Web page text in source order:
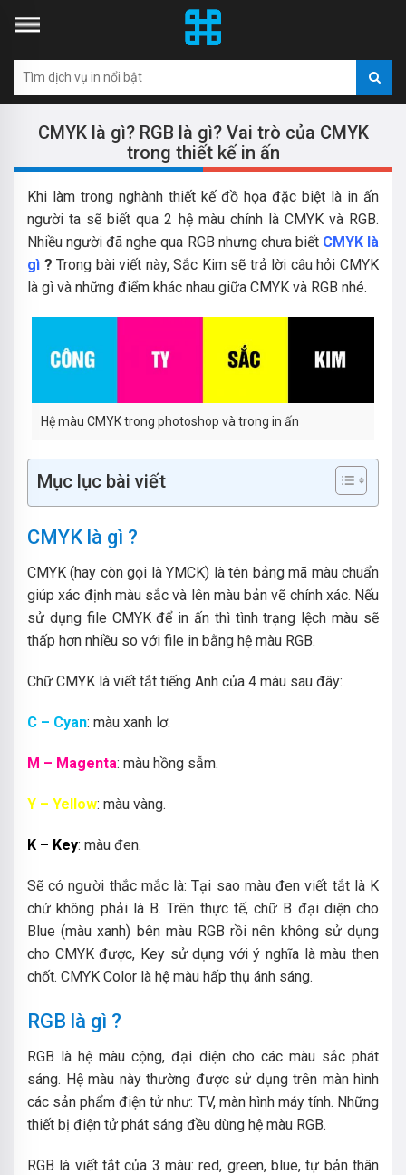
CMYK là gì? RGB là gì? Vai trò của CMYK
trong thiết kế in ấn
Khi làm trong nghành thiết kế đồ họa đặc biệt là in ấn
người ta sẽ biết qua 2 hệ màu chính là CMYK và RGB.
Nhiều người đã nghe qua RGB nhưng chưa biết CMYK là
gì ? Trong bài viết này, Sắc Kim sẽ trả lời câu hỏi CMYK
là gì và những điểm khác nhau giữa CMYK và RGB nhé.
Hệ màu CMYK trong photoshop và trong in ấn
Mục lục bài viết
CMYK là gì ?
CMYK (hay còn gọi là YMCK) là tên bảng mã màu chuẩn
giúp xác định màu sắc và lên màu bản vẽ chính xác. Nếu
sử dụng file CMYK để in ấn thì tình trạng lệch màu sẽ
thấp hơn nhiều so với file in bằng hệ màu RGB.
Chữ CMYK là viết tắt tiếng Anh của 4 màu sau đây:
C – Cyan: màu xanh lơ.
M – Magenta: màu hồng sẫm.
Y – Yellow: màu vàng.
K – Key: màu đen.
Sẽ có người thắc mắc là: Tại sao màu đen viết tắt là K
chứ không phải là B. Trên thực tế, chữ B đại diện cho
Blue (màu xanh) bên màu RGB rồi nên không sử dụng
cho CMYK được, Key sử dụng với ý nghĩa là màu then
chốt. CMYK Color là hệ màu hấp thụ ánh sáng.
RGB là gì ?
RGB là hệ màu cộng, đại diện cho các màu sắc phát
sáng. Hệ màu này thường được sử dụng trên màn hình
các sản phẩm điện tử như: TV, màn hình máy tính. Những
thiết bị điện tử phát sáng đều dùng hệ màu RGB.
RGB là viết tắt của 3 màu: red, green, blue, tự bản thân